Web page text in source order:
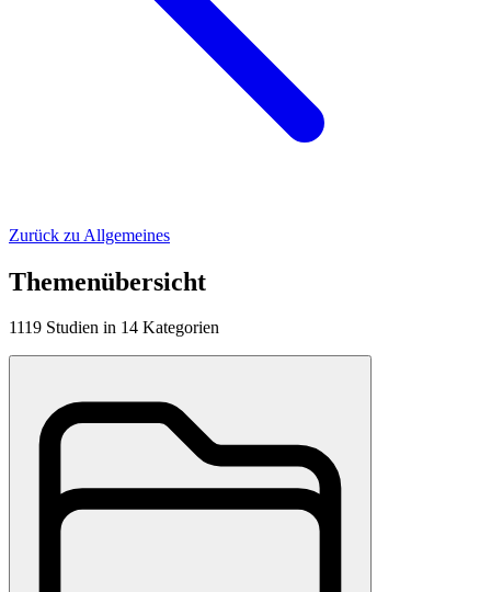
Zurück zu Allgemeines
Themenübersicht
1119 Studien in 14 Kategorien